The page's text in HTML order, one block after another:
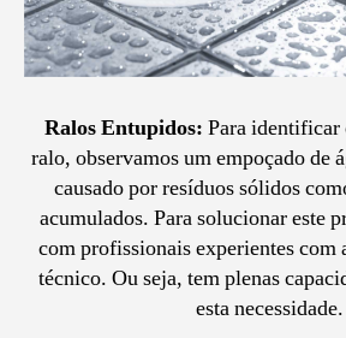
Ralos Entupidos: Para identificar
ralo, observamos um empoçado de
causado por resíduos sólidos
acumulados. Para solucionar este
com profissionais experientes com
técnico. Ou seja, tem plenas
esta necessidade.